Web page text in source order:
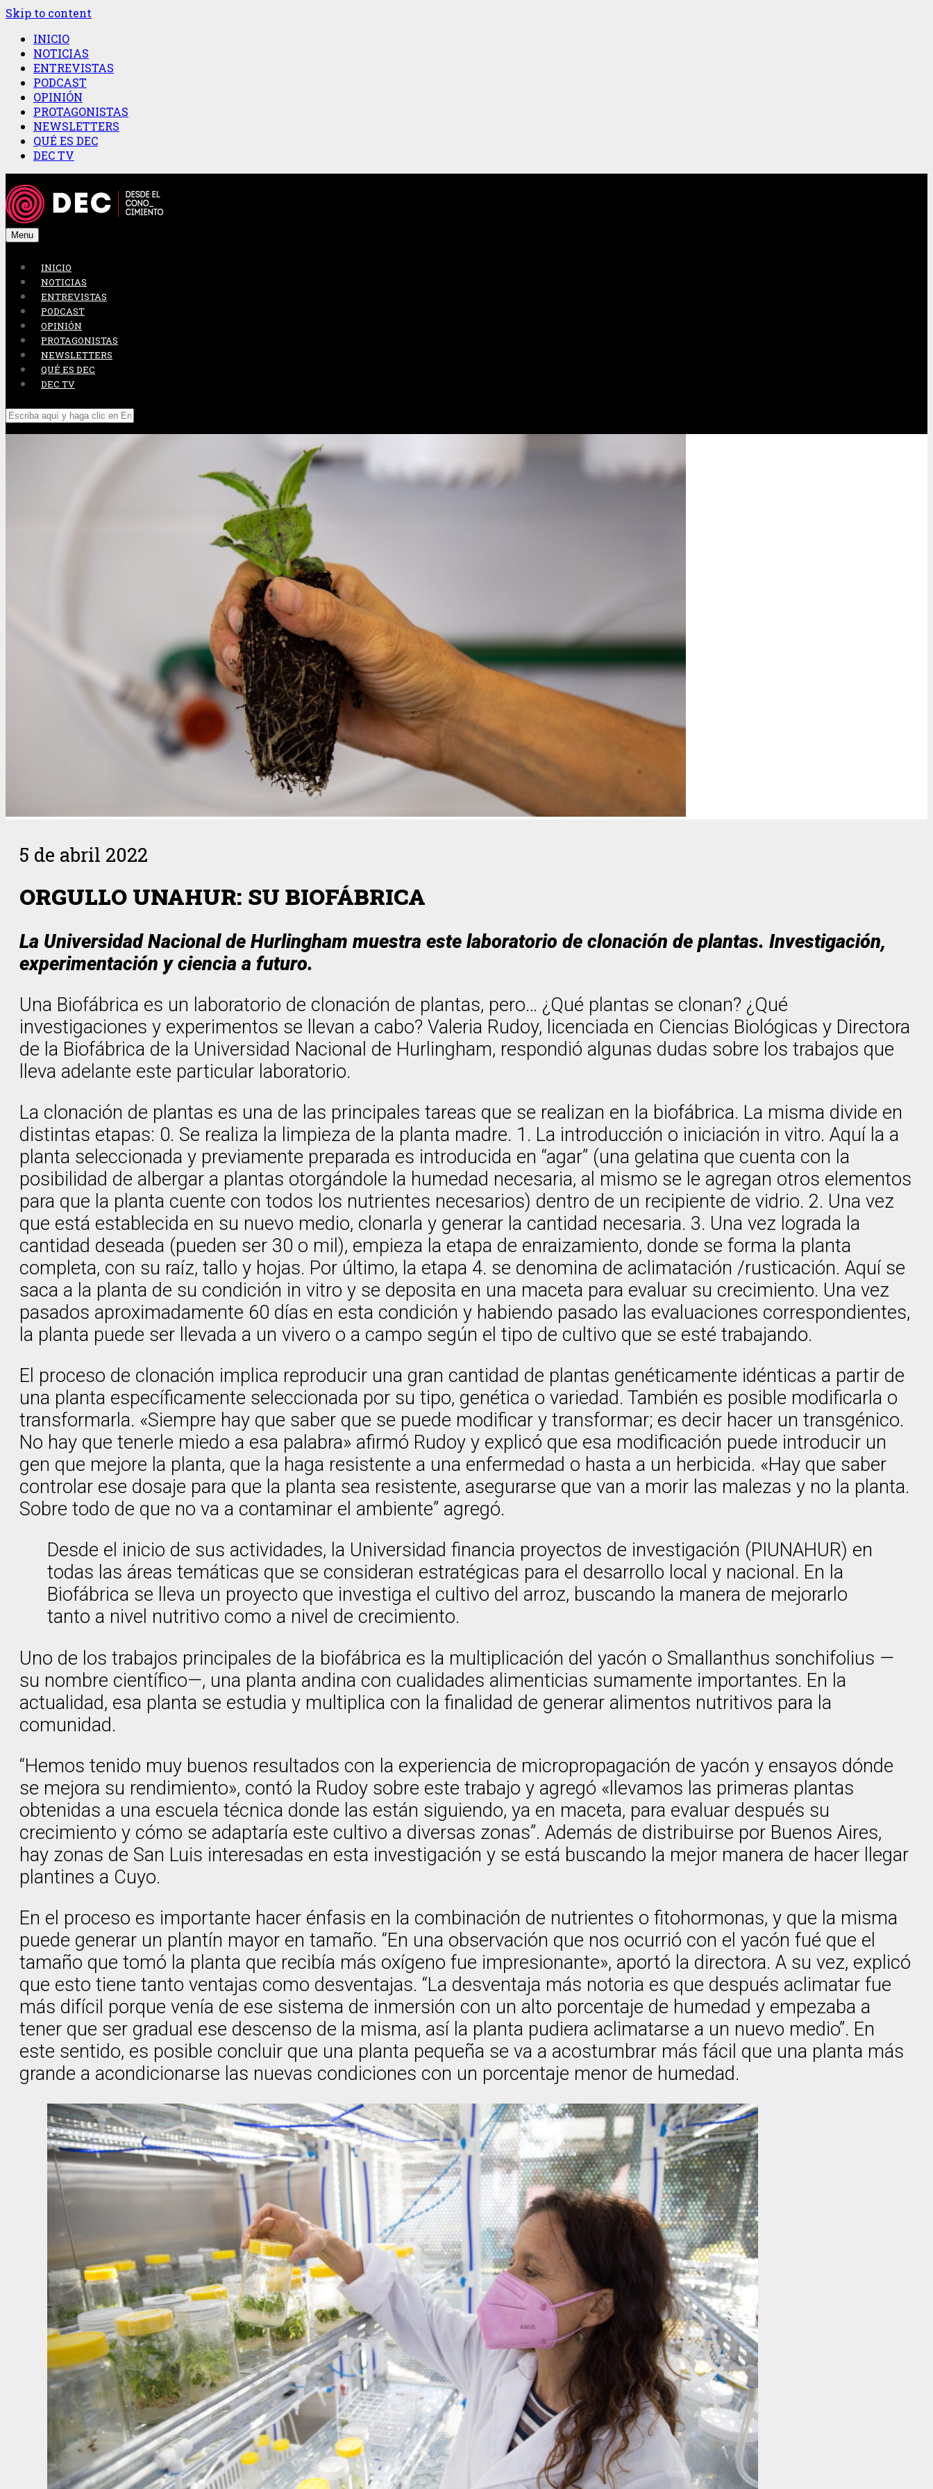
Skip to content
INICIO
NOTICIAS
ENTREVISTAS
PODCAST
OPINIÓN
PROTAGONISTAS
NEWSLETTERS
QUÉ ES DEC
DEC TV
Menu
INICIO
NOTICIAS
ENTREVISTAS
PODCAST
OPINIÓN
PROTAGONISTAS
NEWSLETTERS
QUÉ ES DEC
DEC TV
5 de abril 2022
ORGULLO UNAHUR: SU BIOFÁBRICA
La Universidad Nacional de Hurlingham muestra este laboratorio de clonación de plantas. Investigación,
experimentación y ciencia a futuro.
Una Biofábrica es un laboratorio de clonación de plantas, pero… ¿Qué plantas se clonan? ¿Qué
investigaciones y experimentos se llevan a cabo? Valeria Rudoy, licenciada en Ciencias Biológicas y Directora
de la Biofábrica de la Universidad Nacional de Hurlingham, respondió algunas dudas sobre los trabajos que
lleva adelante este particular laboratorio.
La clonación de plantas es una de las principales tareas que se realizan en la biofábrica. La misma divide en
distintas etapas: 0. Se realiza la limpieza de la planta madre. 1. La introducción o iniciación in vitro. Aquí la a
planta seleccionada y previamente preparada es introducida en “agar” (una gelatina que cuenta con la
posibilidad de albergar a plantas otorgándole la humedad necesaria, al mismo se le agregan otros elementos
para que la planta cuente con todos los nutrientes necesarios) dentro de un recipiente de vidrio. 2. Una vez
que está establecida en su nuevo medio, clonarla y generar la cantidad necesaria. 3. Una vez lograda la
cantidad deseada (pueden ser 30 o mil), empieza la etapa de enraizamiento, donde se forma la planta
completa, con su raíz, tallo y hojas. Por último, la etapa 4. se denomina de aclimatación /rusticación. Aquí se
saca a la planta de su condición in vitro y se deposita en una maceta para evaluar su crecimiento. Una vez
pasados aproximadamente 60 días en esta condición y habiendo pasado las evaluaciones correspondientes,
la planta puede ser llevada a un vivero o a campo según el tipo de cultivo que se esté trabajando.
El proceso de clonación implica reproducir una gran cantidad de plantas genéticamente idénticas a partir de
una planta específicamente seleccionada por su tipo, genética o variedad. También es posible modificarla o
transformarla. «Siempre hay que saber que se puede modificar y transformar; es decir hacer un transgénico.
No hay que tenerle miedo a esa palabra» afirmó Rudoy y explicó que esa modificación puede introducir un
gen que mejore la planta, que la haga resistente a una enfermedad o hasta a un herbicida. «Hay que saber
controlar ese dosaje para que la planta sea resistente, asegurarse que van a morir las malezas y no la planta.
Sobre todo de que no va a contaminar el ambiente” agregó.
Desde el inicio de sus actividades, la Universidad financia proyectos de investigación (PIUNAHUR) en
todas las áreas temáticas que se consideran estratégicas para el desarrollo local y nacional. En la
Biofábrica se lleva un proyecto que investiga el cultivo del arroz, buscando la manera de mejorarlo
tanto a nivel nutritivo como a nivel de crecimiento.
Uno de los trabajos principales de la biofábrica es la multiplicación del yacón o Smallanthus sonchifolius —
su nombre científico—, una planta andina con cualidades alimenticias sumamente importantes. En la
actualidad, esa planta se estudia y multiplica con la finalidad de generar alimentos nutritivos para la
comunidad.
“Hemos tenido muy buenos resultados con la experiencia de micropropagación de yacón y ensayos dónde
se mejora su rendimiento», contó la Rudoy sobre este trabajo y agregó «llevamos las primeras plantas
obtenidas a una escuela técnica donde las están siguiendo, ya en maceta, para evaluar después su
crecimiento y cómo se adaptaría este cultivo a diversas zonas”. Además de distribuirse por Buenos Aires,
hay zonas de San Luis interesadas en esta investigación y se está buscando la mejor manera de hacer llegar
plantines a Cuyo.
En el proceso es importante hacer énfasis en la combinación de nutrientes o fitohormonas, y que la misma
puede generar un plantín mayor en tamaño. “En una observación que nos ocurrió con el yacón fué que el
tamaño que tomó la planta que recibía más oxígeno fue impresionante», aportó la directora. A su vez, explicó
que esto tiene tanto ventajas como desventajas. “La desventaja más notoria es que después aclimatar fue
más difícil porque venía de ese sistema de inmersión con un alto porcentaje de humedad y empezaba a
tener que ser gradual ese descenso de la misma, así la planta pudiera aclimatarse a un nuevo medio”. En
este sentido, es posible concluir que una planta pequeña se va a acostumbrar más fácil que una planta más
grande a acondicionarse las nuevas condiciones con un porcentaje menor de humedad.